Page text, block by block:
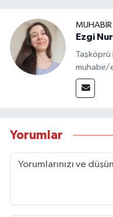
MUHABİR
Ezgi
muhabir/
Yorumlar